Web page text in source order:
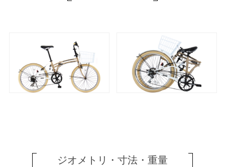
ジオメトリ・寸法・重量